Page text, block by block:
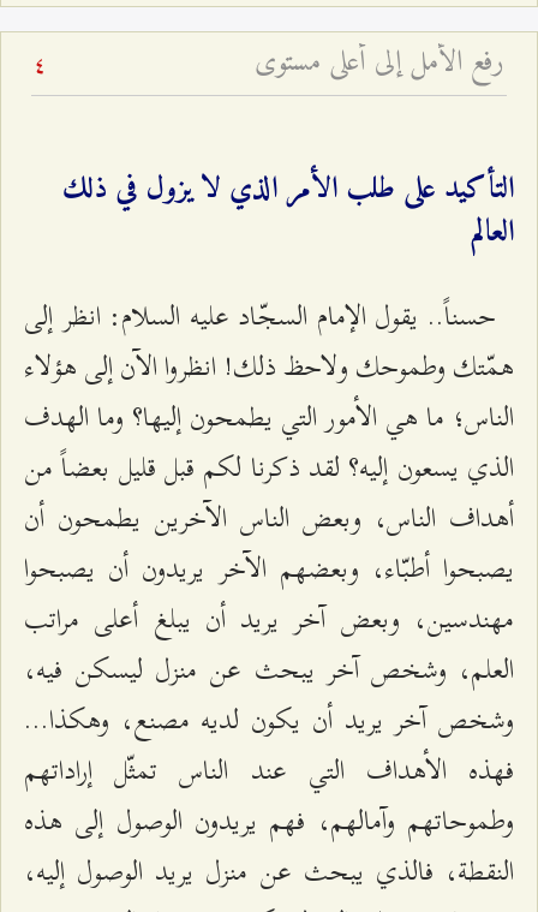
رفع الأمل إلى أعلى مستوى 4
التأكيد على طلب الأمر الذي لا يزول في ذلك
العالم
حسناً.. يقول الإمام السجّاد عليه السلام: انظر إلى
همّتك وطموحك ولاحظ ذلك! انظروا الآن إلى هؤلاء
الناس؛ ما هي الأمور التي يطمحون إليها؟ وما الهدف
الذي يسعون إليه؟ لقد ذكرنا لكم قبل قليل بعضاً من
أهداف الناس، وبعض الناس الآخرين يطمحون أن
يصبحوا أطبّاء، وبعضهم الآخر يريدون أن يصبحوا
مهندسين، وبعض آخر يريد أن يبلغ أعلى مراتب
العلم، وشخص آخر يبحث عن منزل ليسكن فيه،
وشخص آخر يريد أن يكون لديه مصنع، وهكذا...
فهذه الأهداف التي عند الناس تمثّل إراداتهم
وطموحاتهم وآمالهم، فهم يريدون الوصول إلى هذه
النقطة، فالذي يبحث عن منزل يريد الوصول إليه،